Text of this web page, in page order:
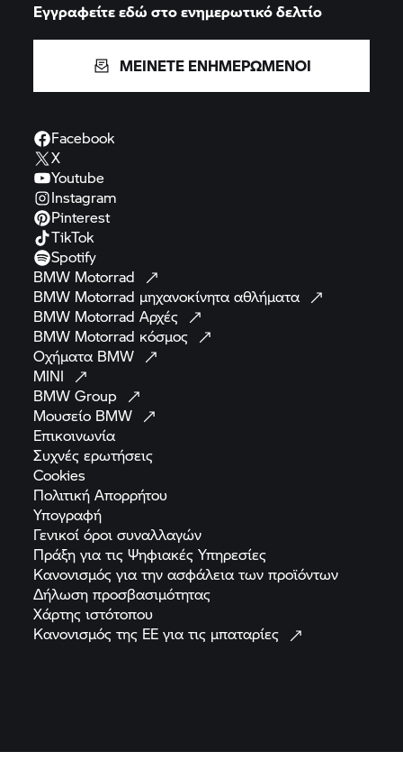
Εγγραφείτε εδώ στο ενημερωτικό δελτίο
ΜΕΙΝΕΤΕ ΕΝΗΜΕΡΩΜΕΝΟΙ
Facebook
X
Youtube
Instagram
Pinterest
TikTok
Spotify
BMW Motorrad
BMW Motorrad μηχανοκίνητααθλήματα
BMW Motorrad Αρχές
BMW Motorrad κόσμος
Οχήματα BMW
MINI
BMWGroup
Μουσείο BMW
Επικοινωνία
Συχνέςερωτήσεις
Cookies
ΠολιτικήΑπορρήτου
Υπογραφή
Γενικοί όροισυναλλαγών
Πράξη για τις ΨηφιακέςΥπηρεσίες
Κανονισμός για την ασφάλεια τωνπροϊόντων
Δήλωσηπροσβασιμότητας
Χάρτηςιστότοπου
Κανονισμός της ΕΕ για τις μπαταρίες